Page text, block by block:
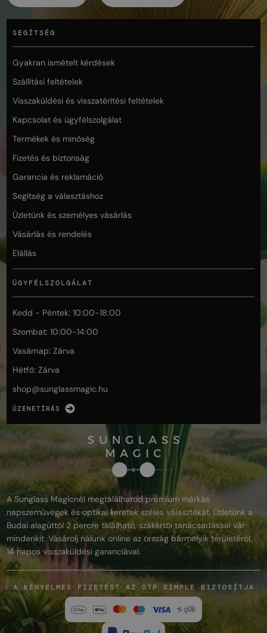
SEGÍTSÉG
Gyakran ismételt kérdések
Szállítási feltételek
Visszaküldési és visszatérítési feltételek
Kapcsolat és ügyfélszolgálat
Termékek és minőség
Fizetés és biztonság
Garancia és reklamáció
Segítség a választáshoz
Üzletünk és személyes vásárlás
Vásárlás és rendelés
Elállás
ÜGYFÉLSZOLGÁLAT
Kedd - Péntek: 10:00-18:00
Szombat: 10:00-14:00
Vasárnap: Zárva
Hétfő: Zárva
shop@sunglassmagic.hu
ÜZENETÍRÁS
A Sunglass Magicnél megtalálhatod prémium márkás
napszemüvegek és optikai keretek széles választékát. Üzletünk a
Budai alagúttól 2 percre található, szakértői tanácsadással vár
mindenkit. Vásárolj nálunk online az ország bármelyik területéről,
14 napos visszaküldési garanciával.
A KÉNYELMES FIZETÉST AZ OTP SIMPLE BIZTOSÍTJA